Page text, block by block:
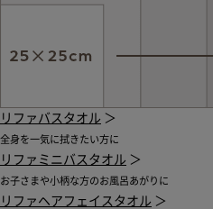
リファバスタオル ＞
全身を一気に拭きたい方に
リファミニバスタオル ＞
お子さまや小柄な方のお風呂あがりに
リファヘアフェイスタオル ＞